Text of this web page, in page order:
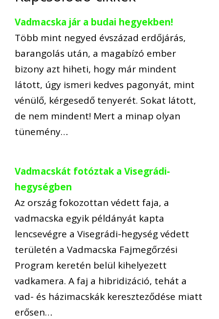
Vadmacska jár a budai hegyekben!
Több mint negyed évszázad erdőjárás,
barangolás után, a magabízó ember
bizony azt hiheti, hogy már mindent
látott, úgy ismeri kedves pagonyát, mint
vénülő, kérgesedő tenyerét. Sokat látott,
de nem mindent! Mert a minap olyan
tünemény…
Vadmacskát fotóztak a Visegrádi-
hegységben
Az ország fokozottan védett faja, a
vadmacska egyik példányát kapta
lencsevégre a Visegrádi-hegység védett
területén a Vadmacska Fajmegőrzési
Program keretén belül kihelyezett
vadkamera. A faj a hibridizáció, tehát a
vad- és házimacskák kereszteződése miatt
erősen…